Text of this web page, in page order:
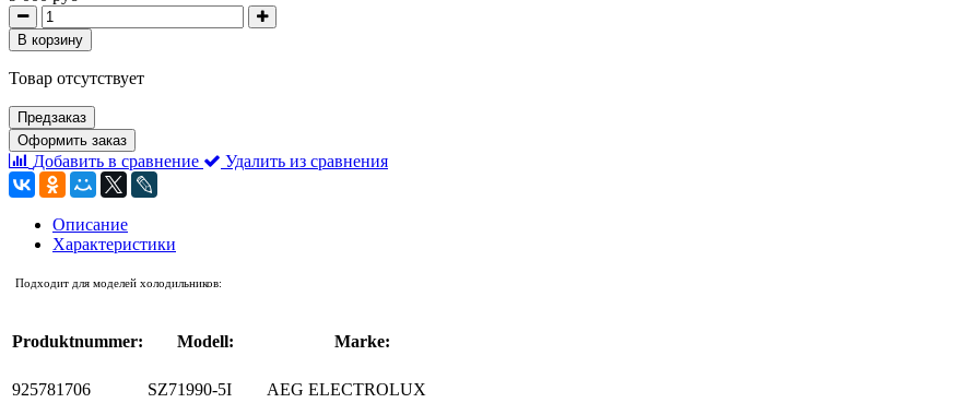
В корзину
Товар отсутствует
Предзаказ
Оформить заказ
Добавить в сравнение Удалить из сравнения
Описание
Характеристики
Подходит для моделей холодильников:
Produktnummer: Modell: Marke:
925781706 SZ71990-5I
AEG ELECTROLUX